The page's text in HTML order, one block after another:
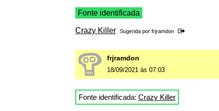
Fonte identificada
Crazy Killer Sugerida por frjramdon
frjramdon
18/09/2021 às 07:03
Fonte identificada: Crazy Killer